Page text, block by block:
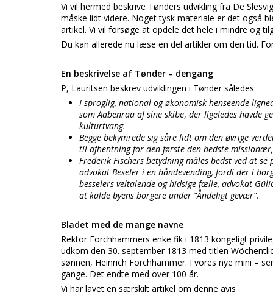
Vi vil hermed beskrive Tønders udvikling fra De
måske lidt videre. Noget tysk materiale er det også
artikel. Vi vil forsøge at opdele det hele i mindre og
Du kan allerede nu læse en del artikler om den tid.
En beskrivelse af Tønder – dengang
P, Lauritsen beskrev udviklingen i Tønder således:
I sproglig, national og økonomisk henseende
som Aabenraa af sine skibe, der ligeledes havde
kulturtvang.
Begge bekymrede sig såre lidt om den øvrige
til afhentning for den første den bedste
Frederik Fischers betydning måles bedst ved at
advokat Beseler i en håndevending, fordi der i
besselers veltalende og hidsige fælle, advokat
at kalde byens borgere under ”Åndeligt gevær”.
Bladet med de mange navne
Rektor Forchhammers enke fik i 1813 kongeligt
udkom den 30. september 1813 med titlen
sønnen, Heinrich Forchhammer. I vores nye mini –
gange. Det endte med over 100 år.
Vi har lavet en særskilt artikel om denne avis